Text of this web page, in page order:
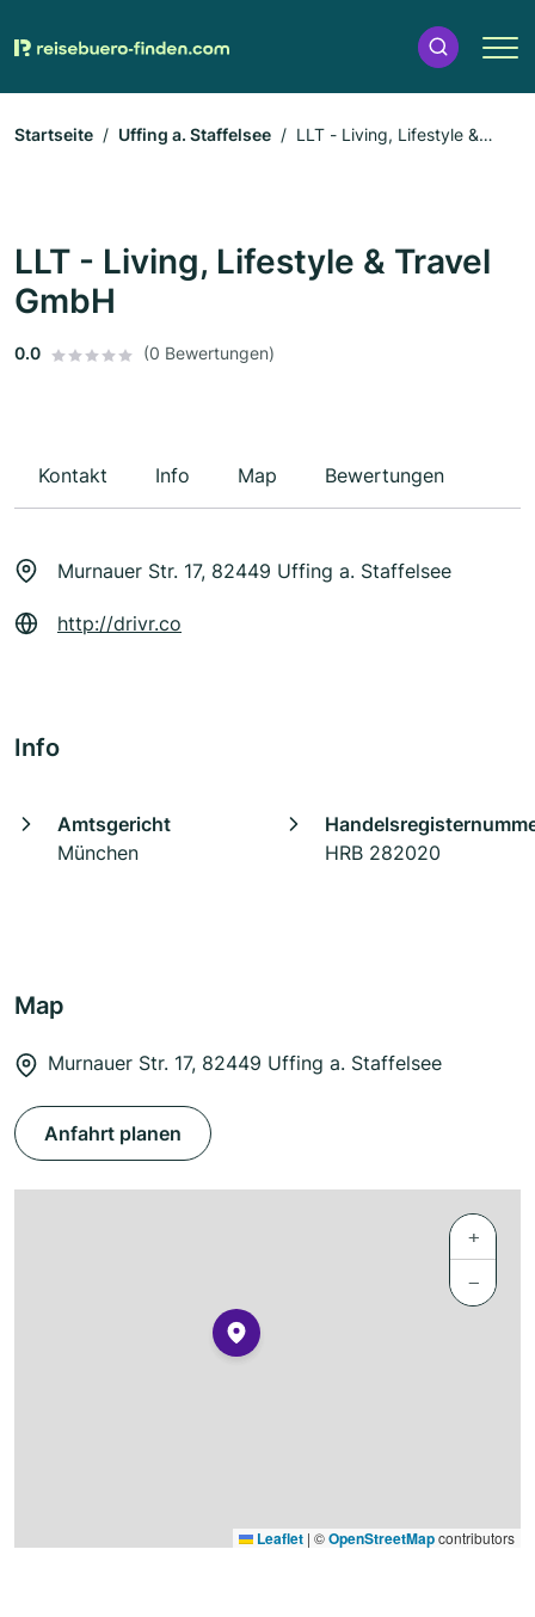
Startseite Uffing a. Staffelsee
LLT - Living, Lifestyle &
LLT - Living, Lifestyle & Travel
GmbH
0.0 (0 Bewertungen)
Kontakt Info Map Bewertungen
Murnauer Str. 17, 82449 Uffing a. Staffelsee
http://drivr.co
Info
Amtsgericht
München
HRB 282020
Map
Murnauer Str. 17, 82449 Uffing a. Staffelsee
Anfahrt planen
+
−
Leaflet | ©OpenStreetMapcontributors